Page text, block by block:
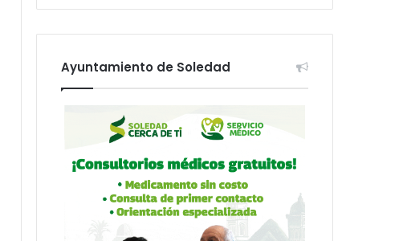
Ayuntamiento de Soledad